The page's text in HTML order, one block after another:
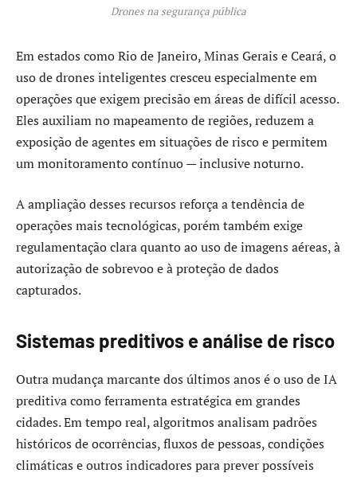
Drones na segurança pública
Em estados como Rio de Janeiro, Minas Gerais e Ceará, o
uso de drones inteligentes cresceu especialmente em
operações que exigem precisão em áreas de difícil acesso.
Eles auxiliam no mapeamento de regiões, reduzem a
exposição de agentes em situações de risco e permitem
um monitoramento contínuo — inclusive noturno.
A ampliação desses recursos reforça a tendência de
operações mais tecnológicas, porém também exige
regulamentação clara quanto ao uso de imagens aéreas, à
autorização de sobrevoo e à proteção de dados
capturados.
Sistemas preditivos e análise de risco
Outra mudança marcante dos últimos anos é o uso de IA
preditiva como ferramenta estratégica em grandes
cidades. Em tempo real, algoritmos analisam padrões
históricos de ocorrências, fluxos de pessoas, condições
climáticas e outros indicadores para prever possíveis